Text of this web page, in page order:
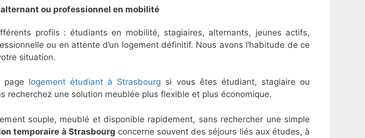
ou professionnel en mobilité
profils : étudiants en mobilité, stagiaires, alternants, jeunes actifs,
ou en attente d’un logement définitif. Nous avons l’habitude de ce
situation.
page logement étudiant à Strasbourg si vous êtes étudiant, stagiaire ou
recherchez une solution meublée plus flexible et plus économique.
souple, meublé et disponible rapidement, sans rechercher une simple
temporaire à Strasbourg concerne souvent des séjours liés aux études, à